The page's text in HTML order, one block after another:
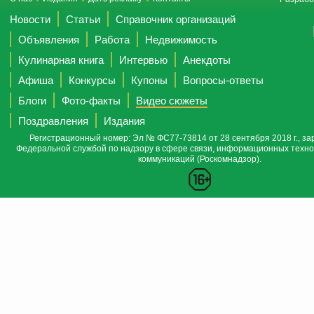
Новости Статьи
Справочник организаций
Объявления
Работа
Недвижимость
Кулинарная книга
Интервью
Анекдоты
Афиша
Конкурсы Купоны
Вопросы-ответы
Блоги
Фото-факты
Видео сюжеты
Поздравления
Издания
Регистрационный номер: Эл № ФС77-73814 от 28 сентября 2018 г.,
Федеральной службой по надзору в сфере связи, информационных
коммуникаций (Роскомнадзор).